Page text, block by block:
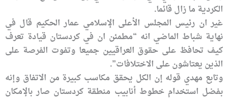
الكردية ما زال قائما.
غير ان رئيس المجلس الأعلى الإسلامي عمار الحكيم قال في
نهاية شباط الماضي انه “مطمئن ان في كردستان قيادة تعرف
كيف تحافظ على حقوق العراقيين جميعا وتفوت الفرصة على
الذين يعتاشون على الاختلافات”.
وتابع مهدي قوله إن الكل يحقق مكاسب كبيرة من الاتفاق وإنه
بفضل استخدام خطوط أنابيب منطقة كردستان صار بالإمكان